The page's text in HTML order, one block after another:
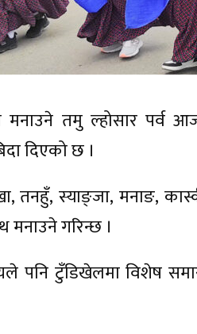
तमु ल्होसार पर्व
दिएको छ ।
स्याङ्जा, मनाङ,
गरिन्छ ।
पनि टुँडिखेलमा विशेष